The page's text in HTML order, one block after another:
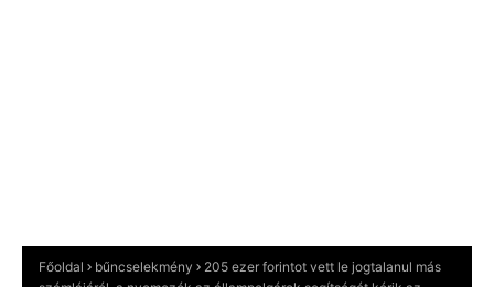
Főoldal bűncselekmény
205 ezer forintot vett le jogtalanul más